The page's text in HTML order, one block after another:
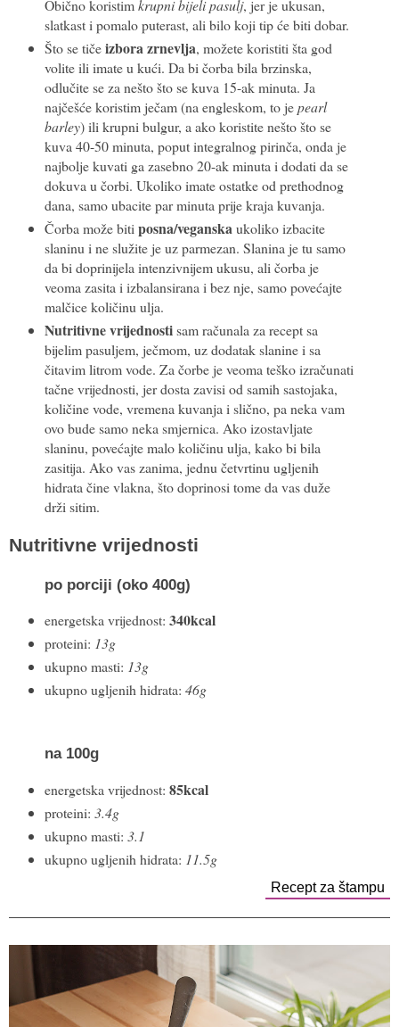
Obično koristimkrupni bijeli pasulj, jer je ukusan,
slatkast i pomalo puterast, ali bilo koji tip će biti dobar.
Što se tičeizbora zrnevlja, možete koristiti šta god
volite ili imate u kući. Da bi čorba bila brzinska,
odlučite se za nešto što se kuva 15-ak minuta. Ja
najčešće koristim ječam (na engleskom, to jepearl
barley) ili krupni bulgur, a ako koristite nešto što se
kuva 40-50 minuta, poput integralnog pirinča, onda je
najbolje kuvati ga zasebno 20-ak minuta i dodati da se
dokuva u čorbi. Ukoliko imate ostatke od prethodnog
dana, samo ubacite par minuta prije kraja kuvanja.
Čorba može biti posna/veganska ukoliko izbacite
slaninu i ne služite je uz parmezan. Slanina je tu samo
da bi doprinijela intenzivnijem ukusu, ali čorba je
veoma zasita i izbalansirana i bez nje, samo povećajte
malčice količinu ulja.
Nutritivne vrijednostisam računala za recept sa
bijelim pasuljem, ječmom, uz dodatak slanine i sa
čitavim litrom vode. Za čorbe je veoma teško izračunati
tačne vrijednosti, jer dosta zavisi od samih sastojaka,
količine vode, vremena kuvanja i slično, pa neka vam
ovo bude samo neka smjernica. Ako izostavljate
slaninu, povećajte malo količinu ulja, kako bi bila
zasitija. Ako vas zanima, jednu četvrtinu ugljenih
hidrata čine vlakna, što doprinosi tome da vas duže
drži sitim.
Nutritivne vrijednosti
po porciji (oko 400g)
energetska vrijednost: 340kcal
proteini: 13g
ukupno masti: 13g
ukupno ugljenih hidrata: 46g
na 100g
energetska vrijednost: 85kcal
proteini: 3.4g
ukupno masti: 3.1
ukupno ugljenih hidrata: 11.5g
Recept za štampu